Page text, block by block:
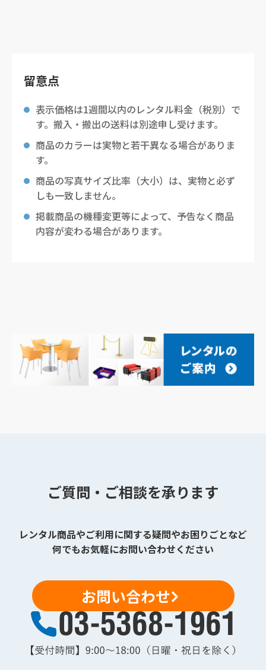
留意点
表示価格は1週間以内のレンタル料金（税別）で
す。搬入・搬出の送料は別途申し受けます。
商品のカラーは実物と若干異なる場合がありま
す。
商品の写真サイズ比率（大小）は、実物と必ず
しも一致しません。
掲載商品の機種変更等によって、予告なく商品
内容が変わる場合があります。
ご質問・ご相談を承ります
レンタル商品やご利用に関する疑問やお困りごとなど
何でもお気軽にお問い合わせください
お問い合わせ